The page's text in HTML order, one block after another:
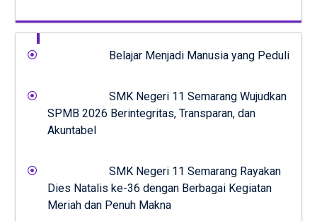
Belajar Menjadi Manusia yang Peduli
SMK Negeri 11 Semarang Wujudkan
SPMB 2026 Berintegritas, Transparan, dan
Akuntabel
SMK Negeri 11 Semarang Rayakan
Dies Natalis ke-36 dengan Berbagai Kegiatan
Meriah dan Penuh Makna